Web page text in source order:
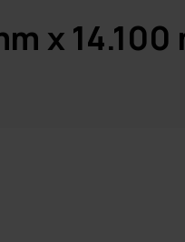
x 14.100